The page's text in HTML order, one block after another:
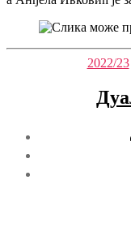
2022/23